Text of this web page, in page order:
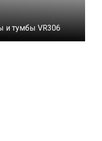
и тумбы VR306